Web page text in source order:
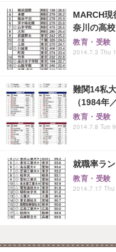
MARCH現
奈川の高校
教育・受験
2014.7.3 Thu
難関14私
（1984年
教育・受験
2014.7.8 Tue
就職率ラ
教育・受験
2014.7.17